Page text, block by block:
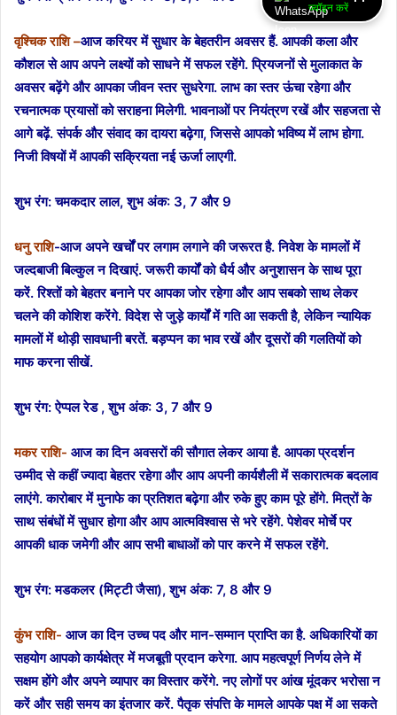
वृश्चिक राशि –आज करियर में सुधार के बेहतरीन अवसर हैं. आपकी कला और
कौशल से आप अपने लक्ष्यों को साधने में सफल रहेंगे. प्रियजनों से मुलाकात के
अवसर बढ़ेंगे और आपका जीवन स्तर सुधरेगा. लाभ का स्तर ऊंचा रहेगा और
रचनात्मक प्रयासों को सराहना मिलेगी. भावनाओं पर नियंत्रण रखें और सहजता से
आगे बढ़ें. संपर्क और संवाद का दायरा बढ़ेगा, जिससे आपको भविष्य में लाभ होगा.
निजी विषयों में आपकी सक्रियता नई ऊर्जा लाएगी.
शुभ रंग: चमकदार लाल,शुभ अंक: 3, 7 और 9
धनु राशि-आज अपने खर्चों पर लगाम लगाने की जरूरत है. निवेश के मामलों में
जल्दबाजी बिल्कुल न दिखाएं. जरूरी कार्यों को धैर्य और अनुशासन के साथ पूरा
करें. रिश्तों को बेहतर बनाने पर आपका जोर रहेगा और आप सबको साथ लेकर
चलने की कोशिश करेंगे. विदेश से जुड़े कार्यों में गति आ सकती है, लेकिन न्यायिक
मामलों में थोड़ी सावधानी बरतें. बड़प्पन का भाव रखें और दूसरों की गलतियों को
माफ करना सीखें.
शुभ रंग: ऐप्पल रेड ,शुभ अंक: 3, 7 और 9
मकर राशि- आज का दिन अवसरों की सौगात लेकर आया है. आपका प्रदर्शन
उम्मीद से कहीं ज्यादा बेहतर रहेगा और आप अपनी कार्यशैली में सकारात्मक बदलाव
लाएंगे. कारोबार में मुनाफे का प्रतिशत बढ़ेगा और रुके हुए काम पूरे होंगे. मित्रों के
साथ संबंधों में सुधार होगा और आप आत्मविश्वास से भरे रहेंगे. पेशेवर मोर्चे पर
आपकी धाक जमेगी और आप सभी बाधाओं को पार करने में सफल रहेंगे.
शुभ रंग: मडकलर (मिट्टी जैसा),शुभ अंक: 7, 8 और 9
कुंभ राशि- आज का दिन उच्च पद और मान-सम्मान प्राप्ति का है. अधिकारियों का
सहयोग आपको कार्यक्षेत्र में मजबूती प्रदान करेगा. आप महत्वपूर्ण निर्णय लेने में
सक्षम होंगे और अपने व्यापार का विस्तार करेंगे. नए लोगों पर आंख मूंदकर भरोसा न
करें और सही समय का इंतजार करें. पैतृक संपत्ति के मामले आपके पक्ष में आ सकते
ज्वॉइन करें